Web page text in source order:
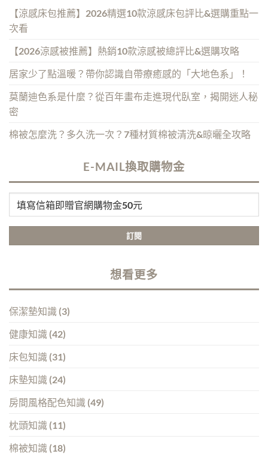
【涼感床包推薦】2026精選10款涼感床包評比&選購重點一
次看
【2026涼感被推薦】熱銷10款涼感被總評比&選購攻略
居家少了點溫暖？帶你認識自帶療癒感的「大地色系」！
莫蘭迪色系是什麼？從百年畫布走進現代臥室，揭開迷人秘
密
棉被怎麼洗？多久洗一次？7種材質棉被清洗&晾曬全攻略
E-MAIL換取購物金
想看更多
保潔墊知識 (3)
健康知識 (42)
床包知識 (31)
床墊知識 (24)
房間風格配色知識 (49)
枕頭知識 (11)
棉被知識 (18)